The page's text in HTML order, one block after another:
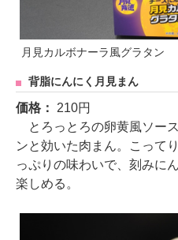
月見カルボナーラ風グラタン
背脂にんにく月見まん
価格： 210円
とろっとろの卵黄風ソー
ンと効いた肉まん。こって
っぷりの味わいで、刻みに
楽しめる。